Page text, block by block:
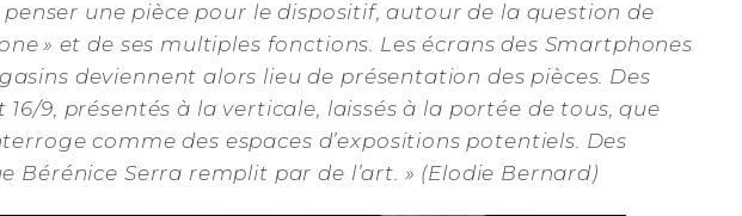
une pièce pour le dispositif, autour de la question de
» et de ses multiples fonctions. Les écrans des Smartphones
deviennent alors lieu de présentation des pièces. Des
9, présentés à la verticale, laissés à la portée de tous, que
comme des espaces d’expositions potentiels. Des
Bérénice Serra remplit par de l’art. » (Elodie Bernard)